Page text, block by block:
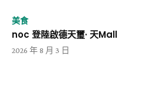
美食
noc 登陸啟德天璽· 天Mall
2026 年 8 月 3 日